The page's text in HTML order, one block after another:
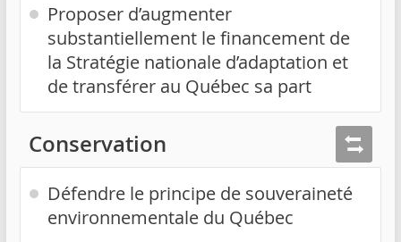
Proposer d’augmenter
substantiellement le financement de
la Stratégie nationale d’adaptation et
de transférer au Québec sa part
Conservation
Défendre le principe de souveraineté
environnementale du Québec